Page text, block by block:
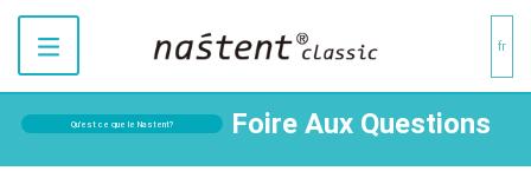
fr
Qu’est ce que le Nastent? Foire Aux Questions